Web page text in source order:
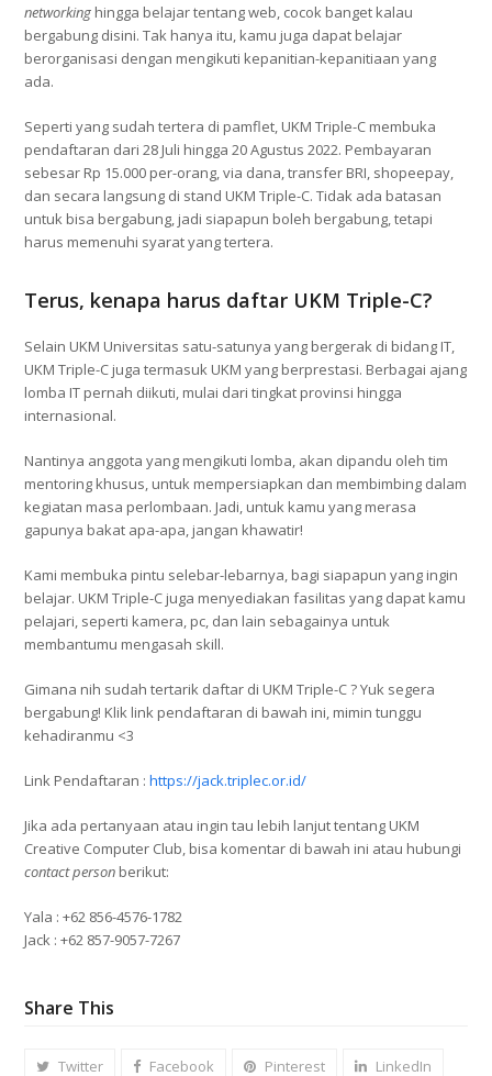
networking hingga belajar tentang web, cocok banget kalau
bergabung disini. Tak hanya itu, kamu juga dapat belajar
berorganisasi dengan mengikuti kepanitian-kepanitiaan yang
ada.
Seperti yang sudah tertera di pamflet, UKM Triple-C membuka
pendaftaran dari 28 Juli hingga 20 Agustus 2022. Pembayaran
sebesar Rp 15.000 per-orang, via dana, transfer BRI, shopeepay,
dan secara langsung di stand UKM Triple-C. Tidak ada batasan
untuk bisa bergabung, jadi siapapun boleh bergabung, tetapi
harus memenuhi syarat yang tertera.
Terus, kenapa harus daftar UKM Triple-C?
Selain UKM Universitas satu-satunya yang bergerak di bidang IT,
UKM Triple-C juga termasuk UKM yang berprestasi. Berbagai ajang
lomba IT pernah diikuti, mulai dari tingkat provinsi hingga
internasional.
Nantinya anggota yang mengikuti lomba, akan dipandu oleh tim
mentoring khusus, untuk mempersiapkan dan membimbing dalam
kegiatan masa perlombaan. Jadi, untuk kamu yang merasa
gapunya bakat apa-apa, jangan khawatir!
Kami membuka pintu selebar-lebarnya, bagi siapapun yang ingin
belajar. UKM Triple-C juga menyediakan fasilitas yang dapat kamu
pelajari, seperti kamera, pc, dan lain sebagainya untuk
membantumu mengasah skill.
Gimana nih sudah tertarik daftar di UKM Triple-C ? Yuk segera
bergabung! Klik link pendaftaran di bawah ini, mimin tunggu
kehadiranmu <3
Link Pendaftaran :https://jack.triplec.or.id/
Jika ada pertanyaan atau ingin tau lebih lanjut tentang UKM
Creative Computer Club, bisa komentar di bawah ini atau hubungi
contact person berikut:
Yala : +62 856-4576-1782
Jack : +62 857-9057-7267
Share This
Twitter Facebook Pinterest LinkedIn